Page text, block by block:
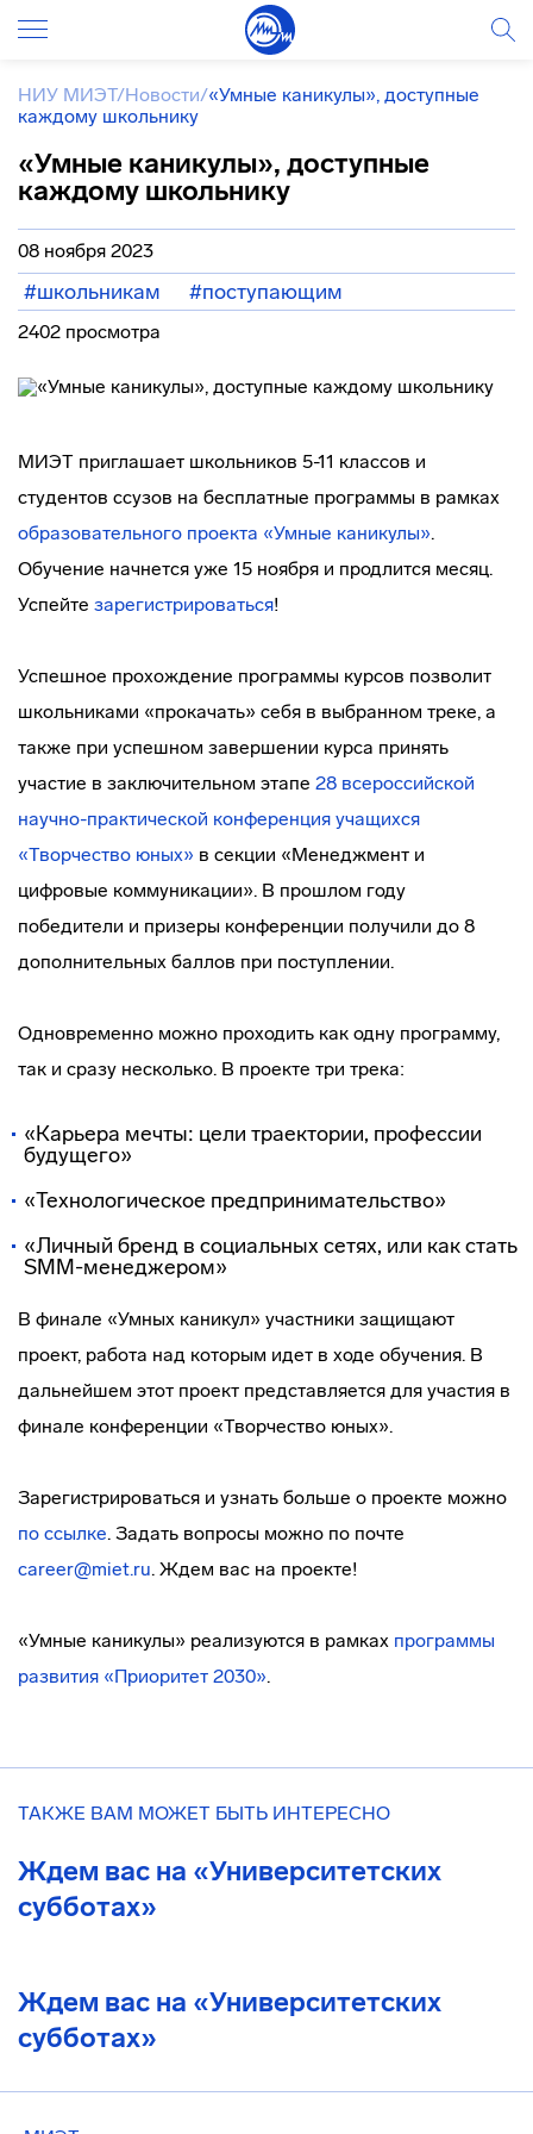
НИУ МИЭТ/Новости/«Умные каникулы», доступные
каждому школьнику
«Умные каникулы», доступные
каждому школьнику
08 ноября 2023
#школьникам #поступающим
2402 просмотра
МИЭТ приглашает школьников 5-11 классов и
студентов ссузов на бесплатные программы в рамках
образовательного проекта «Умные каникулы».
Обучение начнется уже 15 ноября и продлится месяц.
Успейте зарегистрироваться!
Успешное прохождение программы курсов позволит
школьниками «прокачать» себя в выбранном треке, а
также при успешном завершении курса принять
участие в заключительном этапе 28 всероссийской
научно-практической конференция учащихся
«Творчество юных» в секции «Менеджмент и
цифровые коммуникации». В прошлом году
победители и призеры конференции получили до 8
дополнительных баллов при поступлении.
Одновременно можно проходить как одну программу,
так и сразу несколько. В проекте три трека:
«Карьера мечты: цели траектории, профессии
будущего»
«Технологическое предпринимательство»
«Личный бренд в социальных сетях, или как стать
SMM-менеджером»
В финале «Умных каникул» участники защищают
проект, работа над которым идет в ходе обучения. В
дальнейшем этот проект представляется для участия в
финале конференции «Творчество юных».
Зарегистрироваться и узнать больше о проекте можно
по ссылке. Задать вопросы можно по почте
career@miet.ru. Ждем вас на проекте!
«Умные каникулы» реализуются в рамках программы
развития «Приоритет 2030».
ТАКЖЕ ВАМ МОЖЕТ БЫТЬ ИНТЕРЕСНО
Ждем вас на «Университетских
субботах»
Ждем вас на «Университетских
субботах»